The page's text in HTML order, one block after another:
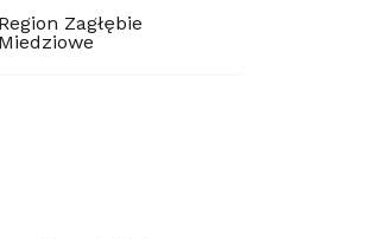
Region Zagłębie
Miedziowe